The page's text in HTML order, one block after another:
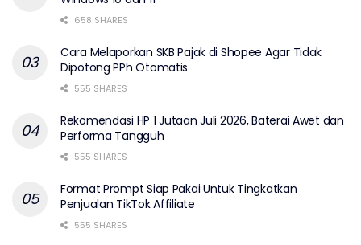
658 SHARES
Cara Melaporkan SKB Pajak di Shopee Agar Tidak
Dipotong PPh Otomatis
555 SHARES
Rekomendasi HP 1 Jutaan Juli 2026, Baterai Awet dan
Performa Tangguh
555 SHARES
Format Prompt Siap Pakai Untuk Tingkatkan
Penjualan TikTok Affiliate
555 SHARES